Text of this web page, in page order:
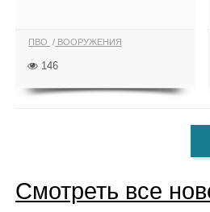
ПВО ВООРУЖЕНИЯ
146
Смотреть все